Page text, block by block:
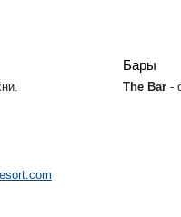
Бары
The Bar-